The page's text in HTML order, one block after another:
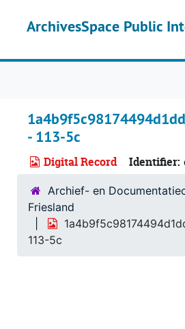
ArchivesSpace Public
- 113-5c
Digital Record Identifier:
Archief- en
Friesland
113-5c